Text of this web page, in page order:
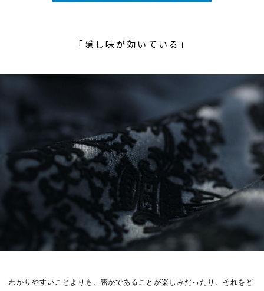
「隠し味が効いている」
わかりやすいことよりも、密かであることが楽しみだったり、それをど